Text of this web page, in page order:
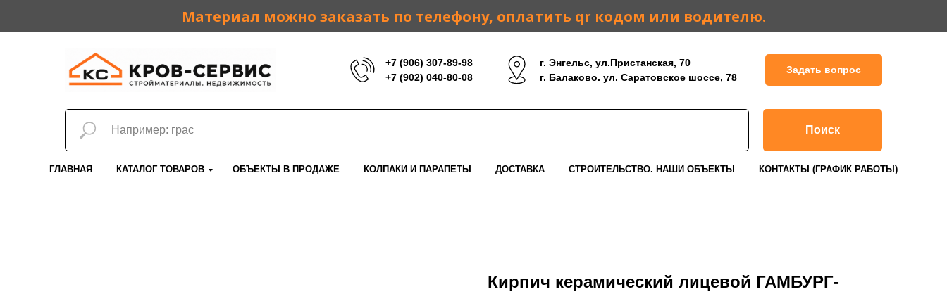
Материал можно заказать по телефону, оплатить qr кодом или водителю.
+7 (906) 307-89-98
+7 (902) 040-80-08
г. Энгельс, ул.Пристанская, 70
г. Балаково. ул. Саратовское шоссе, 78
Задать вопрос
Поиск
ГЛАВНАЯ КАТАЛОГ ТОВАРОВ ОБЪЕКТЫ В ПРОДАЖЕ КОЛПАКИ И ПАРАПЕТЫ ДОСТАВКА СТРОИТЕЛЬСТВО. НАШИ ОБЪЕКТЫ КОНТАКТЫ (ГРАФИК РАБОТЫ)
Кирпич керамический лицевой ГАМБУРГ-